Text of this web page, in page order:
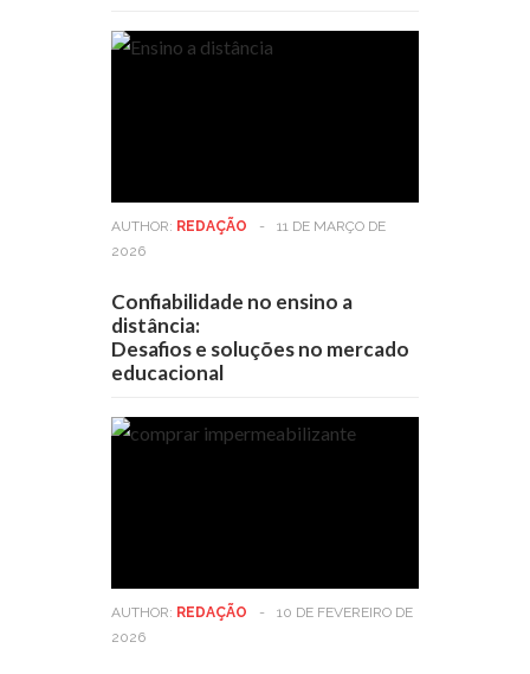
AUTHOR: REDAÇÃO -
11 DE MARÇO DE
2026
Confiabilidade no ensino a
distância:
Desafios e soluções no mercado
educacional
AUTHOR: REDAÇÃO -
10 DE FEVEREIRO DE
2026